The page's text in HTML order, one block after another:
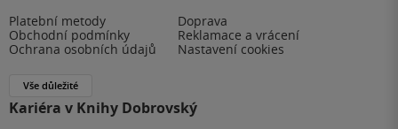
Platební metody
Doprava
Obchodní podmínky
Reklamace a vrácení
Ochrana osobních údajů
Nastavení cookies
Vše důležité
Kariéra v Knihy Dobrovský